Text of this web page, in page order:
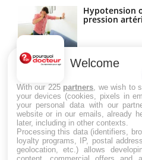
Hypotension
pression
globules
Maladie de
Welcome
With our 225 partners , we wish to
your devices (cookies, pixels in
your personal data with our
website or in our emails, already
later, including in other contexts.
Processing this data (identifiers,
loyalty programs, IP, postal
geolocation, etc.) allows
content, commercial offers and